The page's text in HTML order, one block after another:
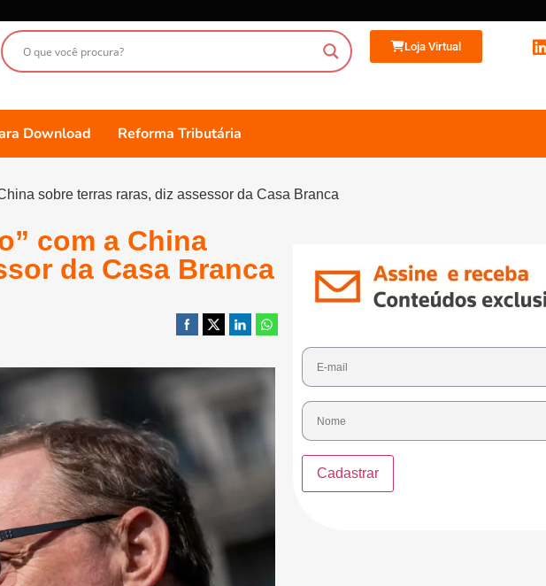
Loja Virtual
Download Reforma Tributária
sobre terras raras, diz assessor da Casa Branca
com a China
da Casa Branca